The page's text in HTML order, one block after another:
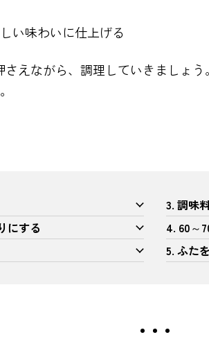
い味わいに仕上げる
さえながら、調理していきましょ
にする
3. 調味
4. 60～
5. ふた